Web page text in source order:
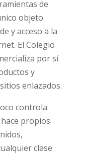
de
objeto
y acceso a la
El Colegio
por sí
y
enlazados.
controla
propios
clase